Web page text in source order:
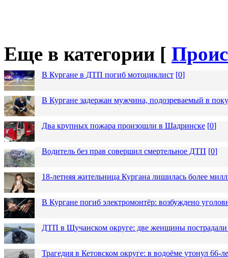
Еще в категории [
В Кургане в ДТП погиб мотоциклист [0]
В Кургане задержан мужчина, подозреваемый в
Два крупных пожара произошли в Шадринске [0]
Водитель без прав совершил смертельное ДТП [0]
18-летняя жительница Кургана лишилась более
В Кургане погиб электромонтёр: возбуждено
ДТП в Щучанском округе: две женщины пострадали
Трагедия в Кетовском округе: в водоёме утонул 66-